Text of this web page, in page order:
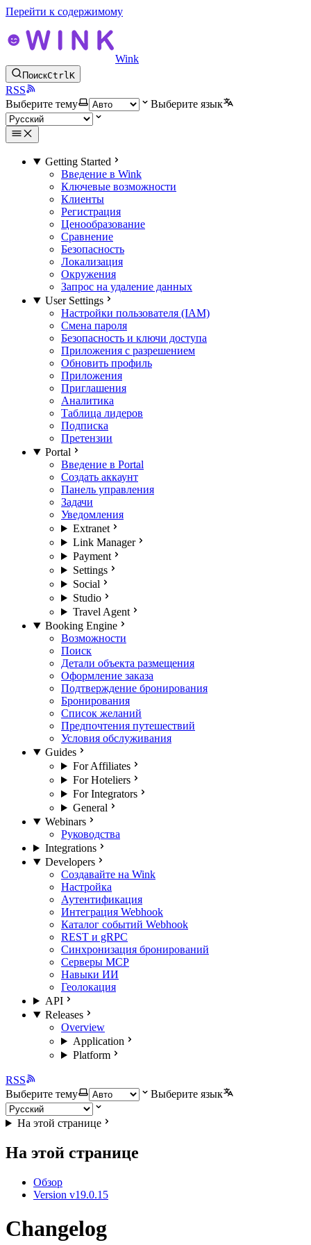
Перейти к содержимому
Wink
ПоискCtrlK
RSS
Выберите тему
Выберите язык
Getting Started
Введение в Wink
Ключевые возможности
Клиенты
Регистрация
Ценообразование
Сравнение
Безопасность
Локализация
Окружения
Запрос на удаление данных
User Settings
Настройки пользователя (IAM)
Смена пароля
Безопасность и ключи доступа
Приложения с разрешением
Обновить профиль
Приложения
Приглашения
Аналитика
Таблица лидеров
Подписка
Претензии
Portal
Введение в Portal
Создать аккаунт
Панель управления
Задачи
Уведомления
Extranet
Link Manager
Payment
Settings
Social
Studio
Travel Agent
Booking Engine
Возможности
Поиск
Детали объекта размещения
Оформление заказа
Подтверждение бронирования
Бронирования
Список желаний
Предпочтения путешествий
Условия обслуживания
Guides
For Affiliates
For Hoteliers
For Integrators
General
Webinars
Руководства
Integrations
Developers
Создавайте на Wink
Настройка
Аутентификация
Интеграция Webhook
Каталог событий Webhook
REST и gRPC
Синхронизация бронирований
Серверы MCP
Навыки ИИ
Геолокация
API
Releases
Overview
Application
Platform
RSS
Выберите тему
Выберите язык
На этой странице
На этой странице
Обзор
Version v19.0.15
Changelog